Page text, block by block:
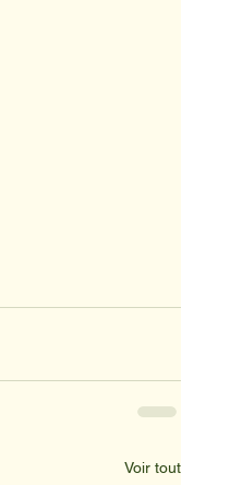
Voir tout